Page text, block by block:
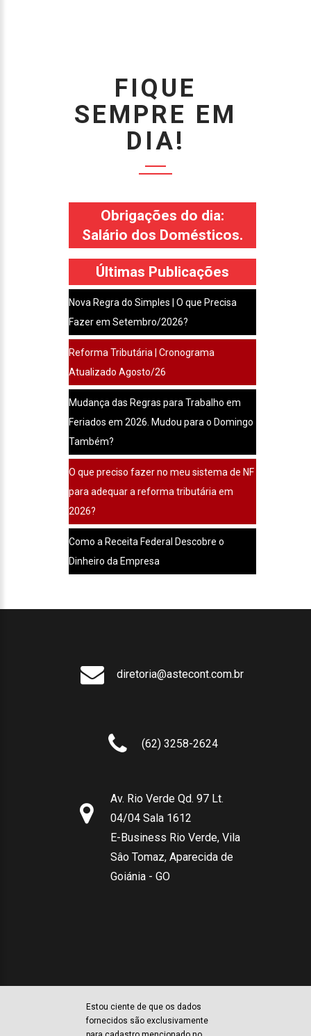
Estou ciente de que os dados
fornecidos são exclusivamente
FIQUE
SEMPRE EM
DIA!
Obrigações do dia:
Salário dos Domésticos.
Últimas Publicações
Nova Regra do Simples | O que Precisa
Fazer em Setembro/2026?
Reforma Tributária | Cronograma
Atualizado Agosto/26
Mudança das Regras para Trabalho em
Feriados em 2026. Mudou para o Domingo
Também?
O que preciso fazer no meu sistema de NF
para adequar a reforma tributária em
2026?
Como a Receita Federal Descobre o
Dinheiro da Empresa
diretoria@astecont.com.br
(62) 3258-2624
Av. Rio Verde Qd. 97 Lt.
04/04 Sala 1612
E-Business Rio Verde, Vila
Sâo Tomaz, Aparecida de
Goiánia - GO